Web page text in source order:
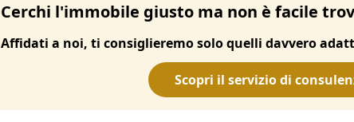
Cerchi l'immobile giusto ma non è facile
Affidati a noi, ti consiglieremo solo quelli davvero
Scopri il servizio di